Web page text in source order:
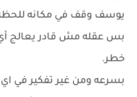
يوسف وقف في مكانه
بس عقله مش قادر يعالج أي
خطر.
بسرعه ومن غير تفكير في اي